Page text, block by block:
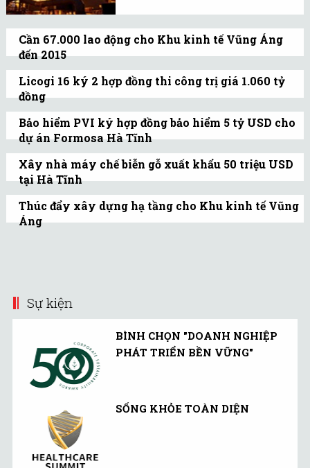
tỷ USD khỏi Việt Nam vì
môi trường kinh doanh
nhiều thách thức.
Cần 67.000 lao động cho Khu kinh tế Vũng Áng
đến 2015
Hôm 11/7, Phó Thủ tướng Nguyễn Thiện
Nhân chủ trì hội nghị trực tuyến sơ kết
công tác đào tạo nhân lực cho Khu kinh tế
Vũng Áng, tỉnh Hà Tĩnh.
Licogi 16 ký 2 hợp đồng thi công trị giá 1.060 tỷ
đồng
Đây là 2 gói thầu thuộc dự án nhà máy
luyện gang thép Formosa, Hà Tĩnh.
Bảo hiểm PVI ký hợp đồng bảo hiểm 5 tỷ USD cho
dự án Formosa Hà Tĩnh
Dự án khu liên hợp gang thép và Cảng
nước sâu Sơn Dương Formosa hiện là dự
án có vốn đầu tư nước ngoài lớn nhất Việt
Nam.
Xây nhà máy chế biễn gỗ xuất khẩu 50 triệu USD
tại Hà Tĩnh
Nhà máy chế biến gỗ xuất khẩu Phone
Sack có công suất 180.000m3/năm do Tập
Thúc đẩy xây dựng hạ tầng cho Khu kinh tế Vũng
Áng
là nhiệm vụ ưu tiên.
Sự kiện
BÌNH CHỌN "DOANH NGHIỆP
PHÁT TRIỂN BỀN VỮNG"
SỐNG KHỎE TOÀN DIỆN